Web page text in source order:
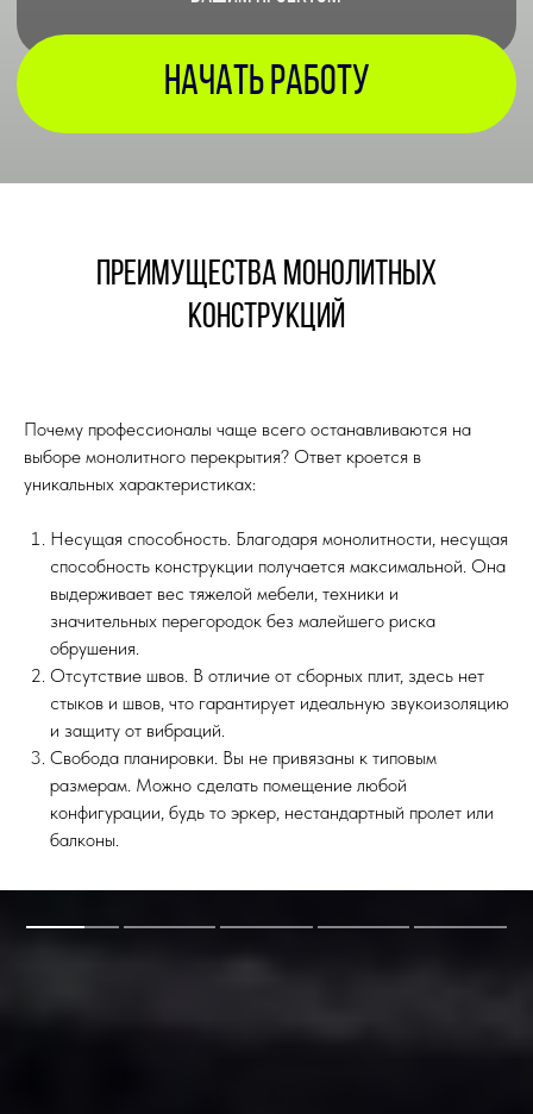
Преимущества монолитных
конструкций
Почему профессионалы чаще всего останавливаются на
выборе монолитного перекрытия? Ответ кроется в
уникальных характеристиках:
Несущая способность. Благодаря монолитности, несущая
способность конструкции получается максимальной. Она
выдерживает вес тяжелой мебели, техники и
значительных перегородок без малейшего риска
обрушения.
Отсутствие швов. В отличие от сборных плит, здесь нет
стыков и швов, что гарантирует идеальную звукоизоляцию
и защиту от вибраций.
Свобода планировки. Вы не привязаны к типовым
размерам. Можно сделать помещение любой
конфигурации, будь то эркер, нестандартный пролет или
балконы.